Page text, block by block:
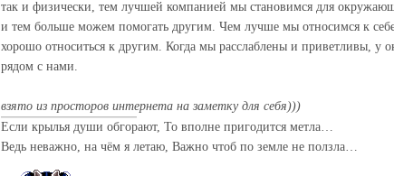
так и физически, тем лучшей компанией мы становимся для
и тем больше можем помогать другим. Чем лучше мы относимся к
хорошо относиться к другим. Когда мы расслаблены и приветливы, у
рядом с нами.
взято из просторов интернета на заметку для себя)))
Если крылья души обгорают, То вполне пригодится метла…
Ведь неважно, на чём я летаю, Важно чтоб по земле не ползла…